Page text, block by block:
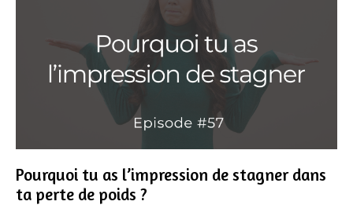
Pourquoi tu as l’impression de stagner dans
ta perte de poids ?